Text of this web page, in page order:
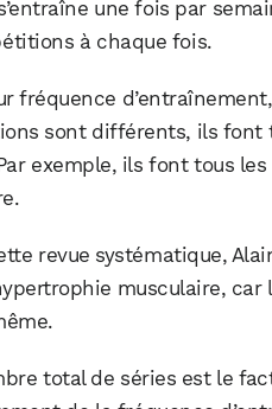
une fois par
à chaque fois.
fréquence
sont différents, ils font
exemple, ils font tous
revue systématique,
musculaire, car
total de séries est le